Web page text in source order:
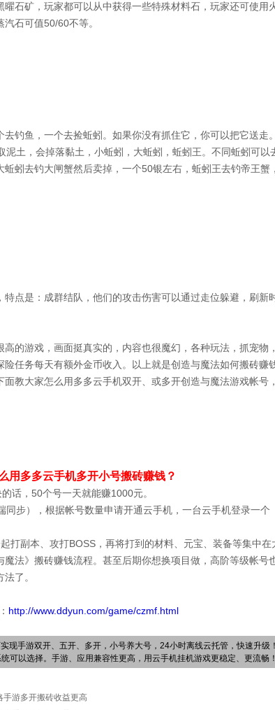
石矿，玩家都可以从中获得一些特殊材料石，玩家还可使用
石可值50/60不等。
钓鱼，一个去捡蚯蚓。如果你没有抓住它，你可以把它送走
土，会掉落黏土，小蚯蚓，大蚯蚓，蚯蚓王。不同蚯蚓可以
蚓去钓大闸蟹然后卖掉，一个50银左右，蚯蚓王去钓帝王蟹
点是：成群结队，他们的攻击伤害可以通过走位躲避，刷新
高的游戏，画面挺真实的，内容也很魔幻，各种玩法，抓宠物
任务每天有额外金币收入。以上就是创造与魔法如何搬砖赚
教大家怎么用多多云手机双开、或多开创造与魔法游戏帐号
用多多云手机多开小号搬砖赚钱？
话，50个号一天就能赚1000元。
同步），根据帐号数量申请开通云手机，一台云手机登录一个
打副本、攻打BOSS，再将打到的材料、元宝、装备等集中在
法》搬砖赚钱流程。甚至后期你想换项目做，高阶等级帐号
了。
http://www.ddyun.com/game/czmf.html
现手游双开、五开、多开，小号养大号，24小时离线云托管，快速升级！
可以选择。手游、应用兼容性更高，用云手机挂机游戏更稳定、更流畅！
手游多开搬砖收益更高